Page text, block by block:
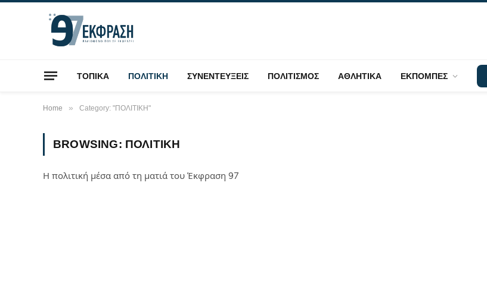
ΤΟΠΙΚΑ ΠΟΛΙΤΙΚΗ ΣΥΝΕΝΤΕΥΞΕΙΣ ΠΟΛΙΤΙΣΜΟΣ ΑΘΛΗΤΙΚΑ ΕΚΠΟΜΠΕΣ
Home » Category: "ΠΟΛΙΤΙΚΗ"
BROWSING: ΠΟΛΙΤΙΚΗ
Η πολιτική μέσα από τη ματιά του Έκφραση 97